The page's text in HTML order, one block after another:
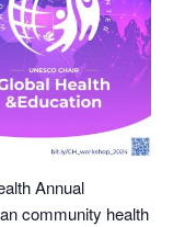
Annual
community health